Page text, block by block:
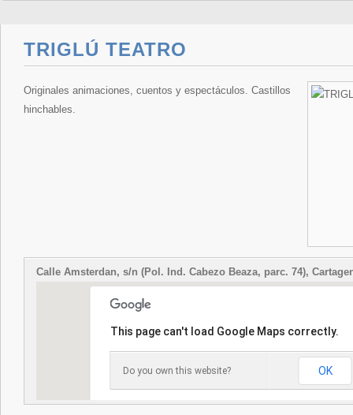
TRIGLÚ TEATRO
Originales animaciones, cuentos y espectáculos. Castillos
hinchables.
Calle Amsterdan, s/n (Pol. Ind. Cabezo Beaza, parc. 74),
This page can't load Google Maps correctly.
Do you own this website? OK